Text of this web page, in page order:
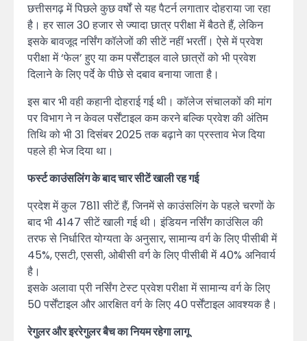
छत्तीसगढ़ में पिछले कुछ वर्षों से यह पैटर्न लगातार दोहराया जा रहा
है। हर साल 30 हजार से ज्यादा छात्र परीक्षा में बैठते हैं, लेकिन
इसके बावजूद नर्सिंग कॉलेजों की सीटें नहीं भरतीं। ऐसे में प्रवेश
परीक्षा में ‘फेल’ हुए या कम पर्सेंटाइल वाले छात्रों को भी प्रवेश
दिलाने के लिए पर्दे के पीछे से दबाव बनाया जाता है।
इस बार भी वही कहानी दोहराई गई थी। कॉलेज संचालकों की मांग
पर विभाग ने न केवल पर्सेंटाइल कम करने बल्कि प्रवेश की अंतिम
तिथि को भी 31 दिसंबर 2025 तक बढ़ाने का प्रस्ताव भेज दिया
पहले ही भेज दिया था।
फर्स्ट काउंसलिंग के बाद चार सीटें खाली रह गई
प्रदेश में कुल 7811 सीटें हैं, जिनमें से काउंसलिंग के पहले चरणों के
बाद भी 4147 सीटें खाली गई थी। इंडियन नर्सिंग काउंसिल की
तरफ से निर्धारित योग्यता के अनुसार, सामान्य वर्ग के लिए पीसीबी में
45%, एसटी, एससी, ओबीसी वर्ग के लिए पीसीबी में 40% अनिवार्य
है।
इसके अलावा प्री नर्सिंग टेस्ट प्रवेश परीक्षा में सामान्य वर्ग के लिए
50 पर्सेंटाइल और आरक्षित वर्ग के लिए 40 पर्सेंटाइल आवश्यक है।
रेगुलर और इररेगुलर बैच का नियम रहेगा लागू